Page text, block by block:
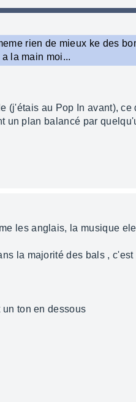
rien de mieux ke des
la main moi...
(j'étais au Pop In avant),
un plan balancé par
les anglais, la musique
la majorité des bals ,
ton en dessous